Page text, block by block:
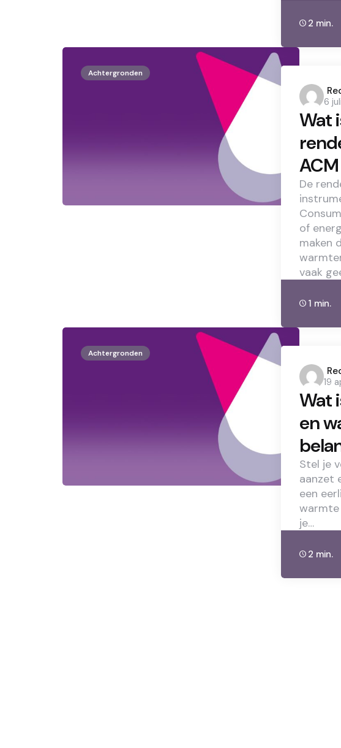
2 min.
Achtergronden
by
6
Wat
ACM
De
of
maken
vaak
1 min.
Achtergronden
by
19
Wat
en
Stel je
aanzet
een
warmte
je…
2 min.